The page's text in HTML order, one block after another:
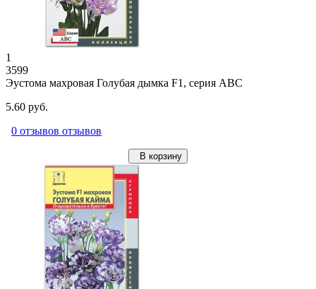
1
3599
Эустома махровая Голубая дымка F1, серия ABC
5.60 руб.
0 отзывов отзывов
В корзину